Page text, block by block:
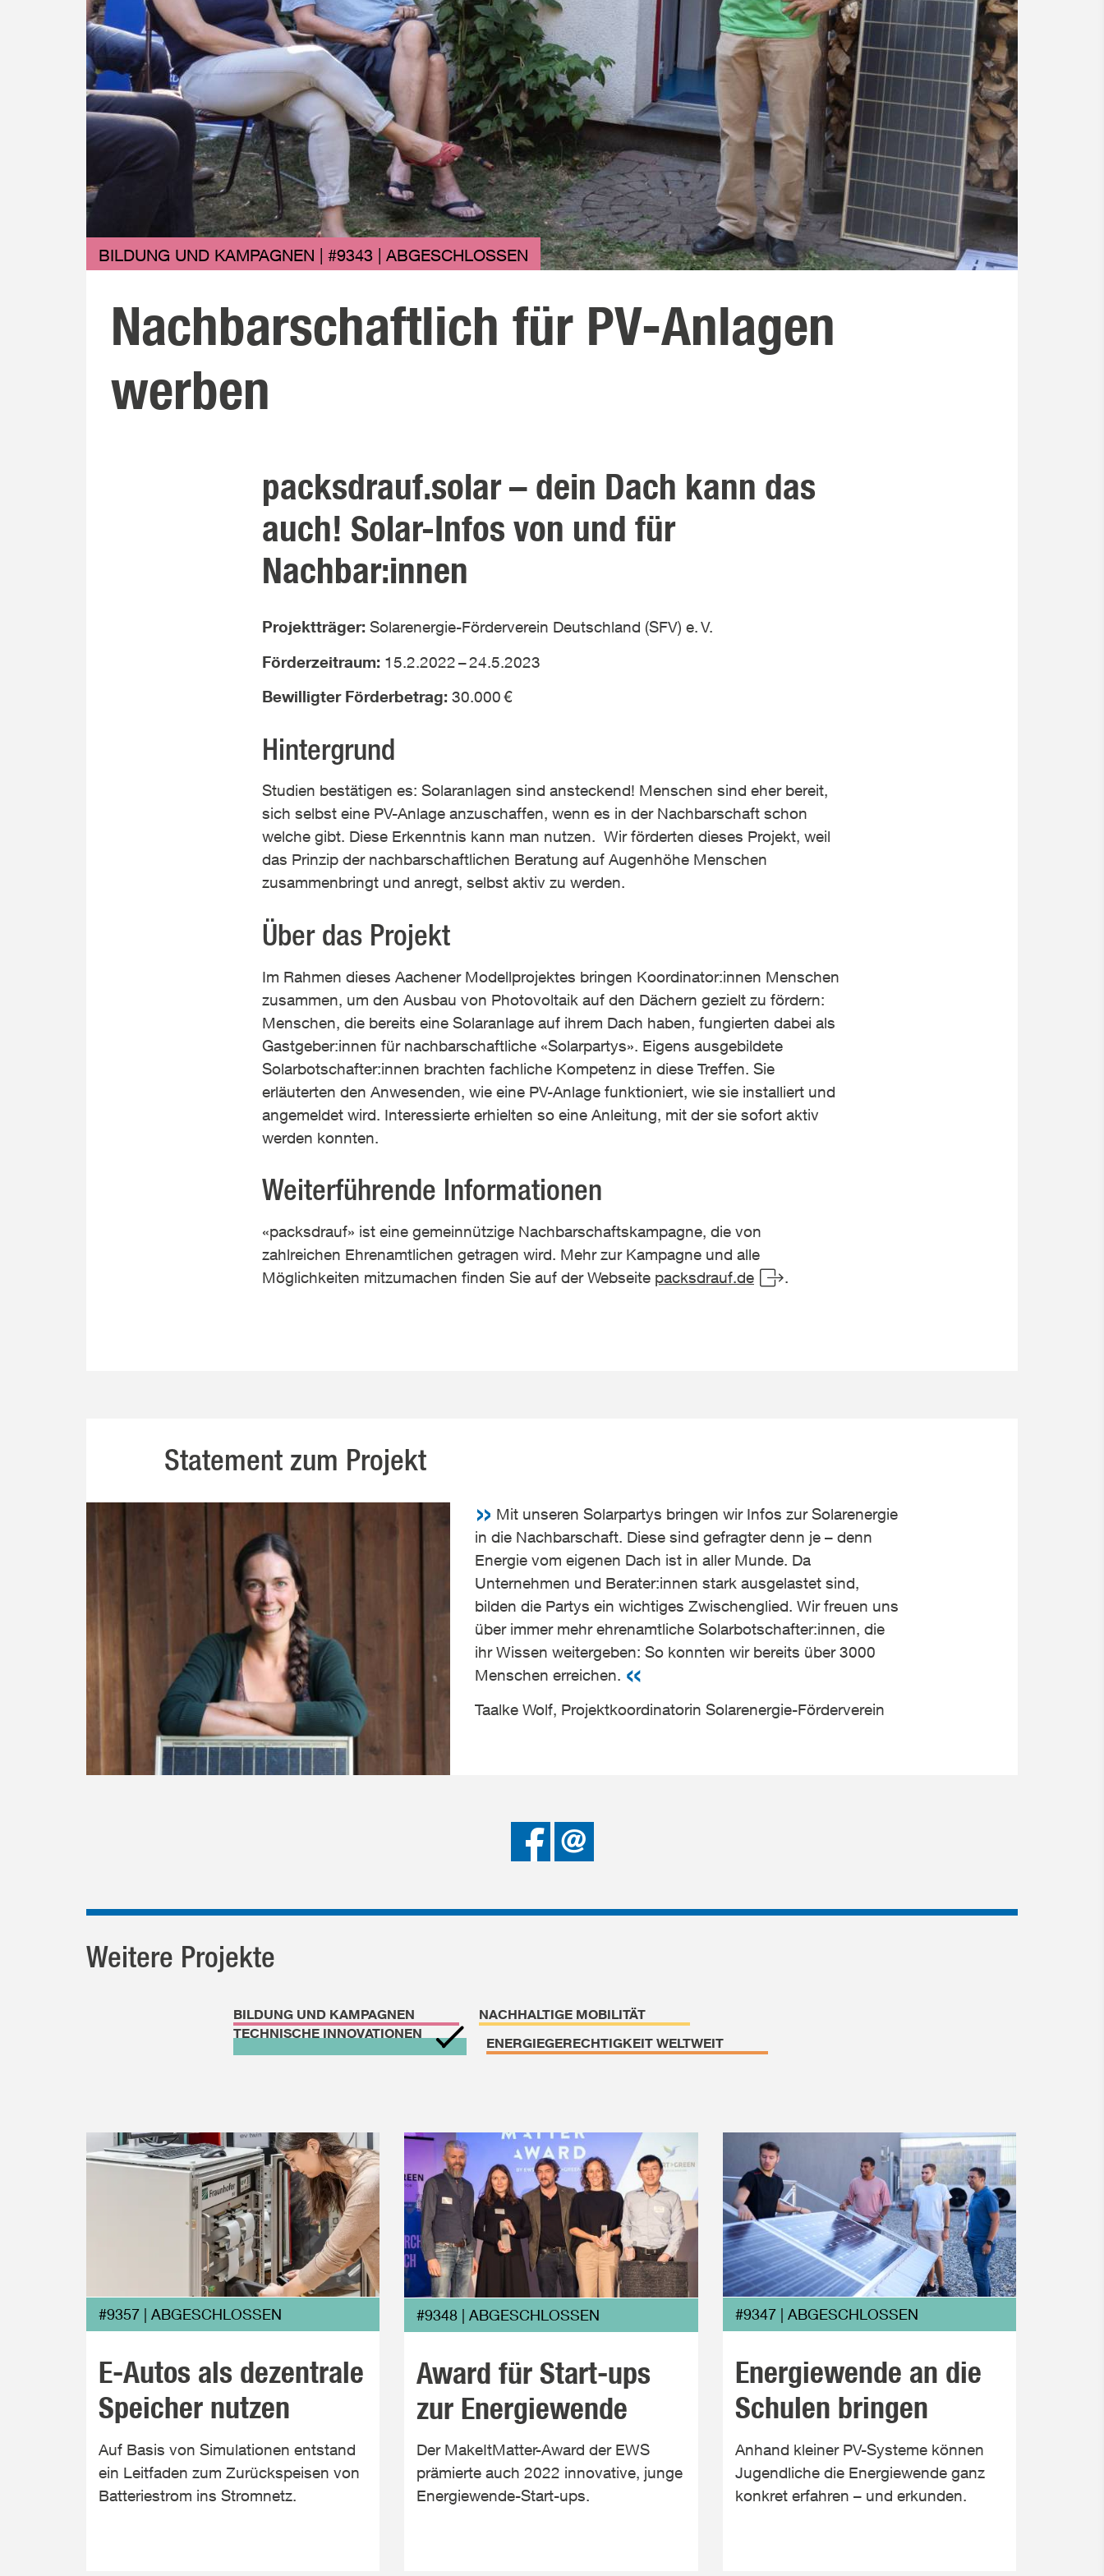
BILDUNG UND KAMPAGNEN | #9343 | ABGESCHLOSSEN
Nachbarschaftlich für PV-Anlagen
werben
packsdrauf.solar – dein Dach kann das
auch! Solar-Infos von und für
Nachbar:innen
Projektträger: Solarenergie-Förderverein Deutschland (SFV) e.V.
Förderzeitraum: 15.2.2022–24.5.2023
Bewilligter Förderbetrag: 30.000€
Hintergrund
Studien bestätigen es: Solaranlagen sind ansteckend! Menschen sind eher bereit,
sich selbst eine PV-Anlage anzuschaffen, wenn es in der Nachbarschaft schon
welche gibt. Diese Erkenntnis kann man nutzen. Wir förderten dieses Projekt, weil
das Prinzip der nachbarschaftlichen Beratung auf Augenhöhe Menschen
zusammenbringt und anregt, selbst aktiv zu werden.
Über das Projekt
Im Rahmen dieses Aachener Modellprojektes bringen Koordinator:innen Menschen
zusammen, um den Ausbau von Photovoltaik auf den Dächern gezielt zu fördern:
Menschen, die bereits eine Solaranlage auf ihrem Dach haben, fungierten dabei als
Gastgeber:innen für nachbarschaftliche «Solarpartys». Eigens ausgebildete
Solarbotschafter:innen brachten fachliche Kompetenz in diese Treffen. Sie
erläuterten den Anwesenden, wie eine PV-Anlage funktioniert, wie sie installiert und
angemeldet wird. Interessierte erhielten so eine Anleitung, mit der sie sofort aktiv
werden konnten.
Weiterführende Informationen
«packsdrauf» ist eine gemeinnützige Nachbarschaftskampagne, die von
zahlreichen Ehrenamtlichen getragen wird. Mehr zur Kampagne und alle
Möglichkeiten mitzumachen finden Sie auf der Webseite packsdrauf.de .
Statement zum Projekt
Mit unseren Solarpartys bringen wir Infos zur Solarenergie
in die Nachbarschaft. Diese sind gefragter denn je – denn
Energie vom eigenen Dach ist in aller Munde. Da
Unternehmen und Berater:innen stark ausgelastet sind,
bilden die Partys ein wichtiges Zwischenglied. Wir freuen uns
über immer mehr ehrenamtliche Solarbotschafter:innen, die
ihr Wissen weitergeben: So konnten wir bereits über 3000
Menschen erreichen.
Taalke Wolf, Projektkoordinatorin Solarenergie-Förderverein
Bei
Facebook
Weitere Projekte
BILDUNG UND KAMPAGNEN
NACHHALTIGE MOBILITÄT
TECHNISCHE INNOVATIONEN
ENERGIEGERECHTIGKEIT WELTWEIT
#9357 | ABGESCHLOSSEN
E-Autos als dezentrale
Speicher nutzen
Auf Basis von Simulationen entstand
ein Leitfaden zum Zurückspeisen von
Batteriestrom ins Stromnetz.
#9348 | ABGESCHLOSSEN
Award für Start-ups
zur Energiewende
Der MakeItMatter-Award der EWS
prämierte auch 2022 innovative, junge
Energiewende-Start-ups.
#9347 | ABGESCHLOSSEN
Energiewende an die
Schulen bringen
Anhand kleiner PV-Systeme können
Jugendliche die Energiewende ganz
konkret erfahren – und erkunden.